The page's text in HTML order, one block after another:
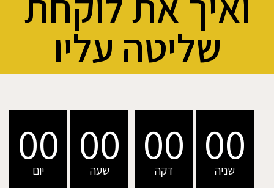
שליטה עליו
00
יום 00
שעה 00
דקה 00
שניה